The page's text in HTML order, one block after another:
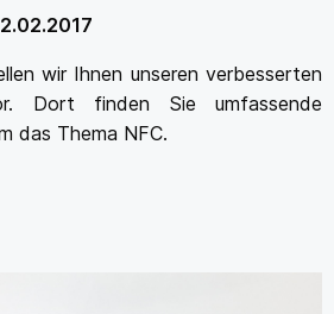
wir Ihnen unseren verbesserten
Dort finden Sie umfassende
das Thema NFC.